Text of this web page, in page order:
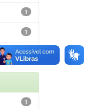
1
1
próximo >
1